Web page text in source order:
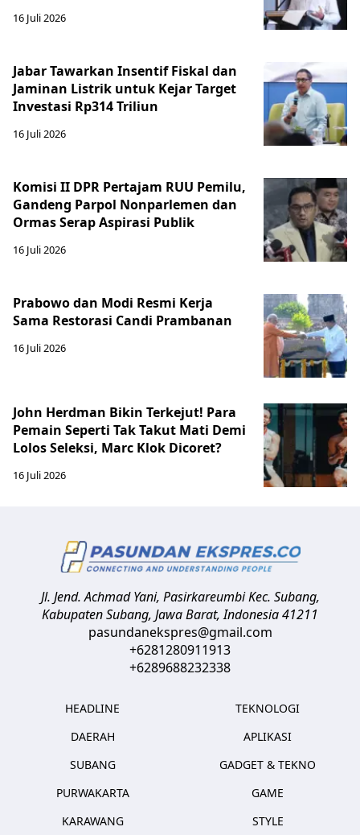
16 Juli 2026
Jabar Tawarkan Insentif Fiskal dan
Jaminan Listrik untuk Kejar Target
Investasi Rp314 Triliun
16 Juli 2026
Komisi II DPR Pertajam RUU Pemilu,
Gandeng Parpol Nonparlemen dan
Ormas Serap Aspirasi Publik
16 Juli 2026
Prabowo dan Modi Resmi Kerja
Sama Restorasi Candi Prambanan
16 Juli 2026
John Herdman Bikin Terkejut! Para
Pemain Seperti Tak Takut Mati Demi
Lolos Seleksi, Marc Klok Dicoret?
16 Juli 2026
Jl. Jend. Achmad Yani, Pasirkareumbi Kec. Subang,
Kabupaten Subang, Jawa Barat,Indonesia41211
pasundanekspres@gmail.com
+6281280911913
+6289688232338
HEADLINE
DAERAH
SUBANG
PURWAKARTA
KARAWANG
TEKNOLOGI
APLIKASI
GADGET & TEKNO
GAME
STYLE